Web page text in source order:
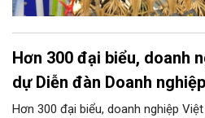
Hơn 300 đại biểu, doanh
dự Diễn đàn Doanh
Hơn 300 đại biểu, doanh nghiệp